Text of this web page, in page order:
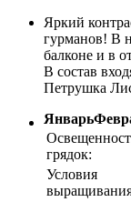
Яркий
гурманов! В
балконе и в
В состав
Петрушка
Январь
грядок:
Условия